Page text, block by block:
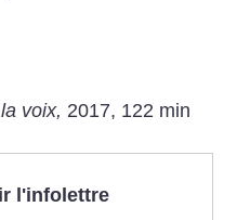
voix, 2017, 122 min
l'infolettre